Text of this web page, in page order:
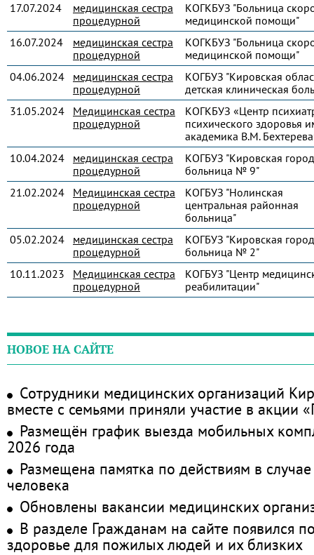
17.07.2024
медицинская сестра
процедурной
КОГКБУЗ "Больница
медицинской помощи"
16.07.2024
медицинская сестра
процедурной
КОГКБУЗ "Больница
медицинской помощи"
04.06.2024
медицинская сестра
процедурной
КОГБУЗ "Кировская
детская клиническая
31.05.2024
Медицинская сестра
процедурной
КОГКБУЗ «Центр
психического здоровья
академика В.М.
10.04.2024
медицинская сестра
процедурной
КОГБУЗ "Кировская
больница № 9"
21.02.2024
Медицинская сестра
процедурной
КОГБУЗ "Нолинская
центральная районная
больница"
05.02.2024
медицинская сестра
процедурной
КОГБУЗ "Кировская
больница № 2"
10.11.2023
Медицинская сестра
процедурной
КОГБУЗ "Центр
реабилитации"
НОВОЕ НА САЙТЕ
Сотрудники медицинских организаций
вместе с семьями приняли участие в акции
Размещён график выезда мобильных
2026 года
Размещена памятка по действиям в
человека
Обновлены вакансии медицинских
В разделе Гражданам на сайте появился
здоровье для пожилых людей и их близких